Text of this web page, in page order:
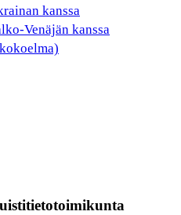
kanssa
Venäjän kanssa